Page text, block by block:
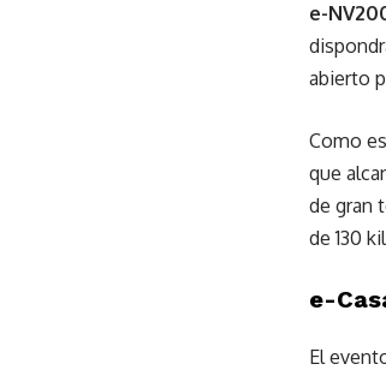
e-
abierto
Como
que
de gran
de 130
e-
El